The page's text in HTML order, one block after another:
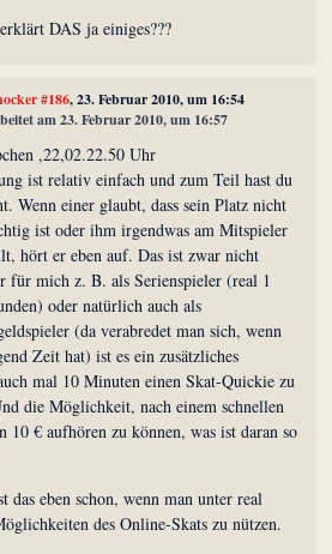
DAS ja einiges???
#186, 23. Februar 2010, um 16:54
am 23. Februar 2010, um 16:57
,22,02.22.50 Uhr
ist relativ einfach und zum Teil hast du
Wenn einer glaubt, dass sein Platz nicht
ist oder ihm irgendwas am Mitspieler
hört er eben auf. Das ist zwar nicht
für mich z. B. als Serienspieler (real 1
oder natürlich auch als
(da verabredet man sich, wenn
Zeit hat) ist es ein zusätzliches
mal 10 Minuten einen Skat-Quickie zu
die Möglichkeit, nach einem schnellen
10 € aufhören zu können, was ist daran so
das eben schon, wenn man unter real
des Online-Skats zu nützen.